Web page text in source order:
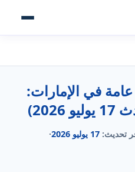
في الإمارات:
تحديث: 17 يوليو 2026
·